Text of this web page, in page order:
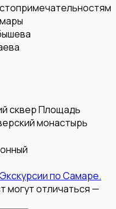
скверПлощадь
монастырь
по Самаре.
могут отличаться —